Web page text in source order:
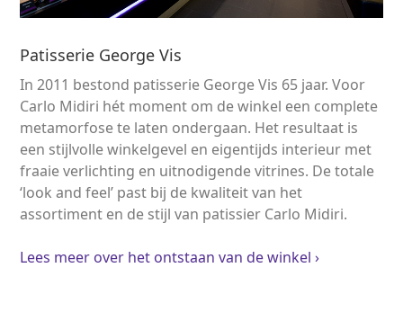
Patisserie George Vis
In 2011 bestond patisserie George Vis 65 jaar. Voor
Carlo Midiri hét moment om de winkel een complete
metamorfose te laten ondergaan. Het resultaat is
een stijlvolle winkelgevel en eigentijds interieur met
fraaie verlichting en uitnodigende vitrines. De totale
‘look and feel’ past bij de kwaliteit van het
assortiment en de stijl van patissier Carlo Midiri.
Lees meer over het ontstaan van de winkel ›